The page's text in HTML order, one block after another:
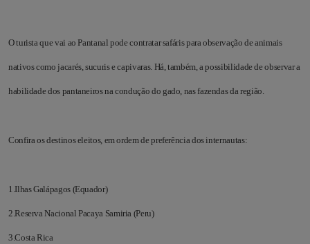
O turista que vai ao Pantanal pode contratar safáris para observação de animais
nativos como jacarés, sucuris e capivaras. Há, também, a possibilidade de observar a
habilidade dos pantaneiros na condução do gado, nas fazendas da região.
Confira os destinos eleitos, em ordem de preferência dos internautas:
1.Ilhas Galápagos (Equador)
2.Reserva Nacional Pacaya Samiria (Peru)
3.Costa Rica